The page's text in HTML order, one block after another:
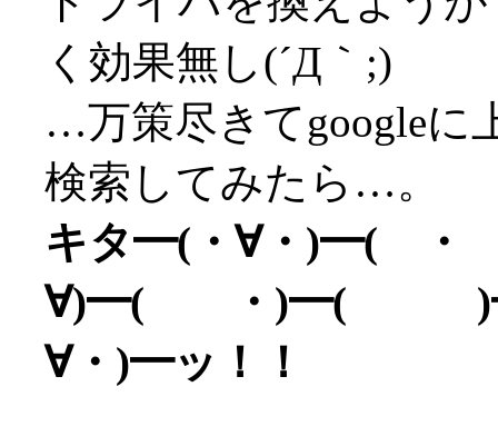
く効果無し(´Д｀;)
…万策尽きてgoogleに
検索してみたら…。
キタ━(・∀・)━( ・
∀)━( ・)━(
∀・)━ッ！！